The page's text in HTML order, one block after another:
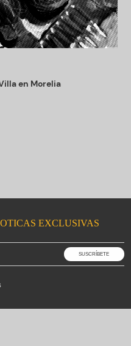
en Morelia
EXCLUSIVAS